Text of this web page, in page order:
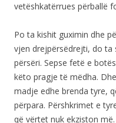
vetëshkatërrues përballë
Po ta kishit guximin dhe
vjen drejpërsëdrejti, do ta
përsëri. Sepse fetë e
këto pragje të mëdha.
madje edhe brenda tyre,
përpara. Përshkrimet e
që vërtet nuk ekziston